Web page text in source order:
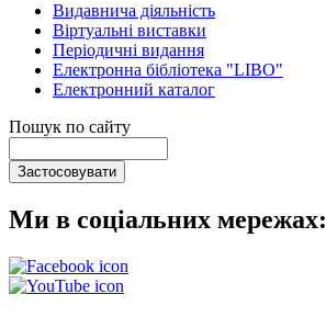
Видавнича діяльність
Віртуальні виставки
Періодичні видання
Електронна бібліотека "LIBO"
Електронний каталог
Пошук по сайту
Ми в соціальних мережах: